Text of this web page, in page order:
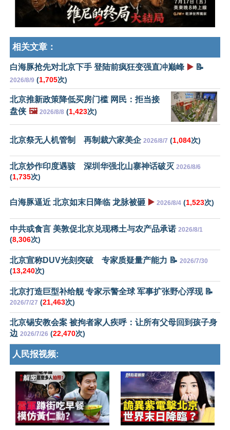
相关文章：
白海豚抢先对北京下手 登陆前疯狂变强直冲巅峰 ▶️ 📝
2026/8/9 (1,705次)
北京推新政策降低买房门槛 网民：拒当接
盘侠 🖼️ 2026/8/8 (1,423次)
北京祭无人机管制 再制裁六家美企 2026/8/7 (1,084次)
北京炒作印度遇骇 深圳华强北山寨神话破灭 2026/8/6
(1,735次)
白海豚逼近 北京如末日降临 龙脉被砸 ▶️ 2026/8/4 (1,523次)
中共或食言 美敦促北京兑现稀土与农产品承诺 2026/8/1
(8,306次)
北京宣称DUV光刻突破 专家质疑量产能力 📝 2026/7/30
(13,240次)
北京打造巨型补给舰 专家示警全球 军事扩张野心浮现 📝
2026/7/27 (21,463次)
北京锡安教会案 被拘者家人疾呼：让所有父母回到孩子身
边 2026/7/26 (22,470次)
人民报视频: